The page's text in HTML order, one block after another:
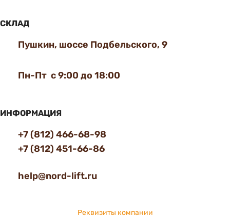
СКЛАД
Пушкин, шоссе Подбельского, 9
Пн-Пт с 9:00 до 18:00
ИНФОРМАЦИЯ
+7 (812) 466-68-98
+7 (812) 451-66-86
help@nord-lift.ru
Реквизиты компании